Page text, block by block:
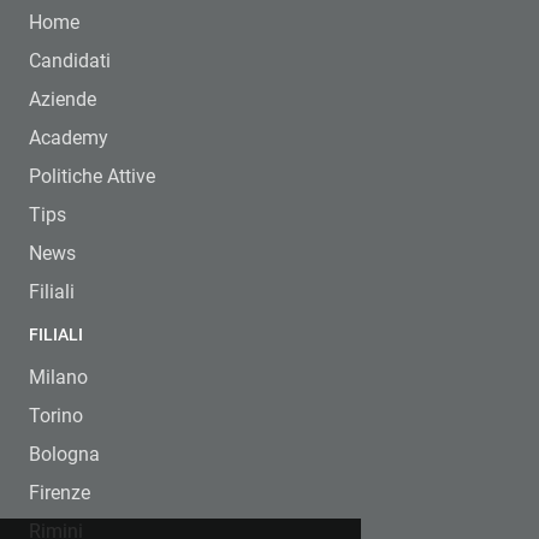
Home
Candidati
Aziende
Academy
Politiche Attive
Tips
News
Filiali
FILIALI
Milano
Torino
Bologna
Firenze
Rimini